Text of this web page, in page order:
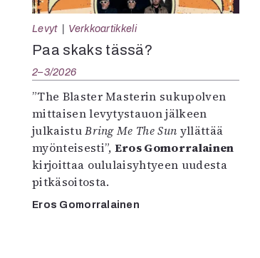
Levyt Verkkoartikkeli
Paa skaks tässä?
2–3/2026
”The Blaster Masterin sukupolven
mittaisen levytystauon jälkeen
julkaistuBring Me The Sun yllättää
myönteisesti”, Eros Gomorralainen
kirjoittaa oululaisyhtyeen uudesta
pitkäsoitosta.
Eros Gomorralainen